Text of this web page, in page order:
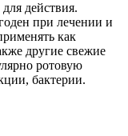
действия.
при лечении и
как
другие свежие
ротовую
бактерии.